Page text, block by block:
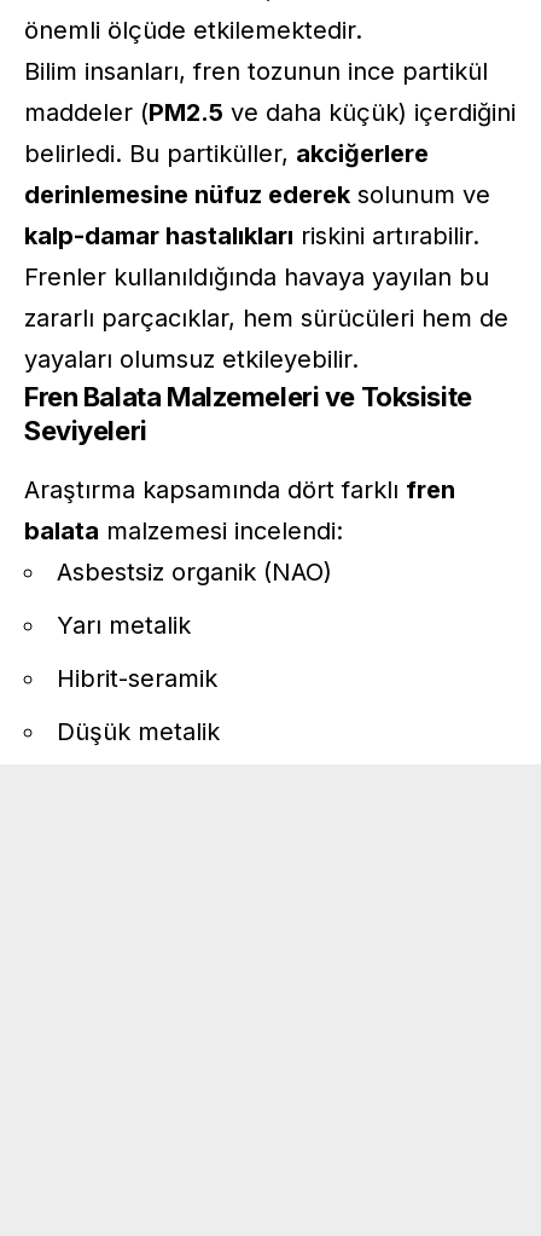
önemli ölçüde etkilemektedir.
Bilim insanları, fren tozunun ince partikül
maddeler (PM2.5 ve daha küçük) içerdiğini
belirledi. Bu partiküller, akciğerlere
derinlemesine nüfuz ederek solunum ve
kalp-damar hastalıkları riskini artırabilir.
Frenler kullanıldığında havaya yayılan bu
zararlı parçacıklar, hem sürücüleri hem de
yayaları olumsuz etkileyebilir.
Fren Balata Malzemeleri ve Toksisite
Seviyeleri
Araştırma kapsamında dört farklı fren
balata malzemesi incelendi:
Asbestsiz organik (NAO)
Yarı metalik
Hibrit-seramik
Düşük metalik